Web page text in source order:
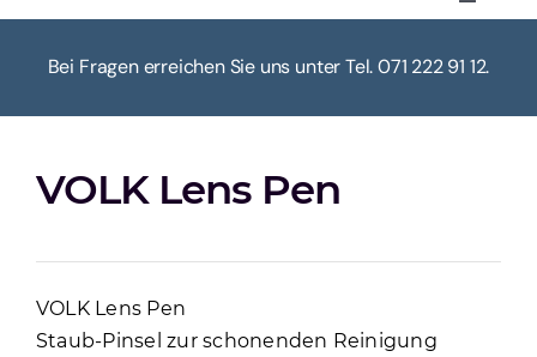
Toggle
HOME
WARENKORB
Bei Fragen erreichen Sie uns unter Tel. 071 222 91 12.
VOLK Lens Pen
VOLK Lens Pen
Staub-Pinsel zur schonenden Reinigung